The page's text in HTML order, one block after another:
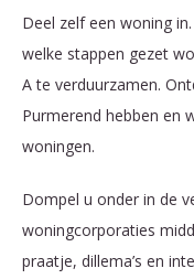
Deel zelf een woning
welke stappen gezet
A te verduurzamen.
Purmerend hebben en
woningen.
Dompel u onder in de
woningcorporaties
praatje, dillema’s en